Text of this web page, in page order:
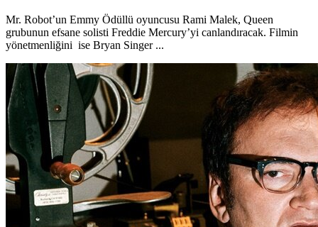
Mr. Robot’un Emmy Ödüllü oyuncusu Rami Malek, Queen
grubunun efsane solisti Freddie Mercury’yi canlandıracak. Filmin
yönetmenliğini ise Bryan Singer ...